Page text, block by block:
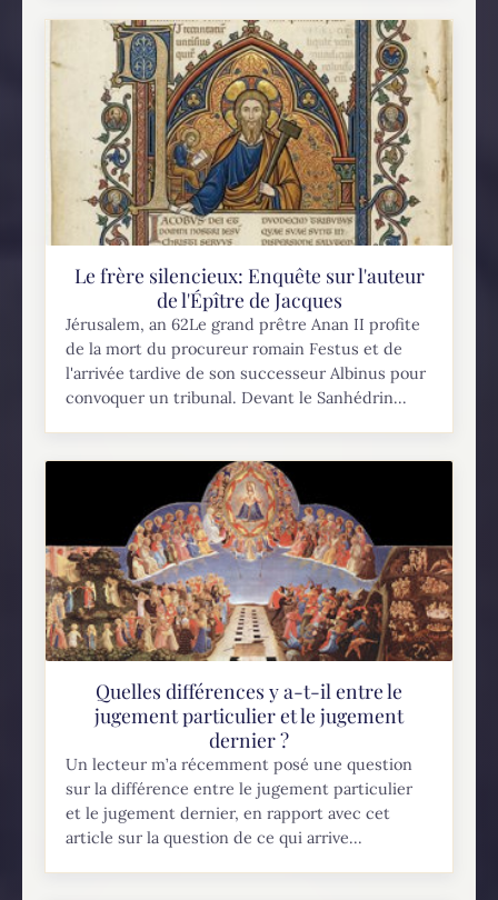
Le frère silencieux: Enquête sur l'auteur
de l'Épître de Jacques
Jérusalem, an 62Le grand prêtre Anan II profite
de la mort du procureur romain Festus et de
l'arrivée tardive de son successeur Albinus pour
convoquer un tribunal. Devant le Sanhédrin...
Quelles différences y a-t-il entre le
jugement particulier et le jugement
dernier ?
Un lecteur m’a récemment posé une question
sur la différence entre le jugement particulier
et le jugement dernier, en rapport avec cet
article sur la question de ce qui arrive...